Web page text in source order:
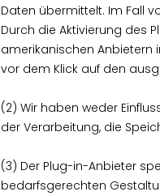
Daten übermittelt. Im Fall
Durch die Aktivierung des
amerikanischen Anbietern
vor dem Klick auf den
(2) Wir haben weder
der Verarbeitung, die
(3) Der Plug-in-Anbieter
bedarfsgerechten